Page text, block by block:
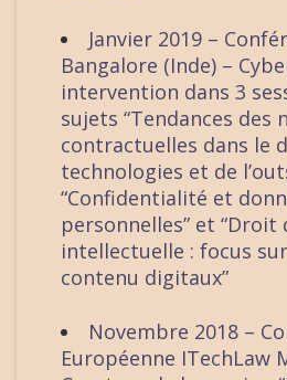
Janvier 2019 –
Bangalore (Inde) –
intervention dans 3
sujets “Tendances des
contractuelles dans le
technologies et de
“Confidentialité et
personnelles” et
intellectuelle : focus
contenu digitaux”
Novembre 2018 –
Européenne ITechLaw